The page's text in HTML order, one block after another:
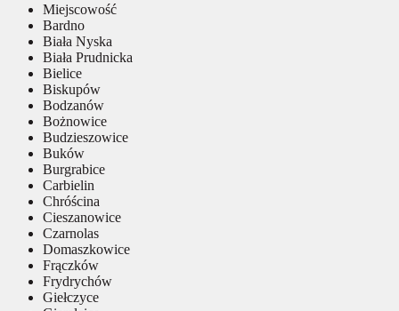
Miejscowość
Bardno
Biała Nyska
Biała Prudnicka
Bielice
Biskupów
Bodzanów
Bożnowice
Budzieszowice
Buków
Burgrabice
Carbielin
Chróścina
Cieszanowice
Czarnolas
Domaszkowice
Frączków
Frydrychów
Giełczyce